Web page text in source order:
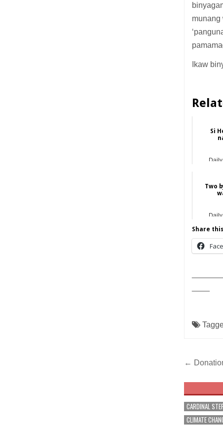
munang
Ikaw
Si
Two
Share
Post
←
CARDINAL
CLIMATE